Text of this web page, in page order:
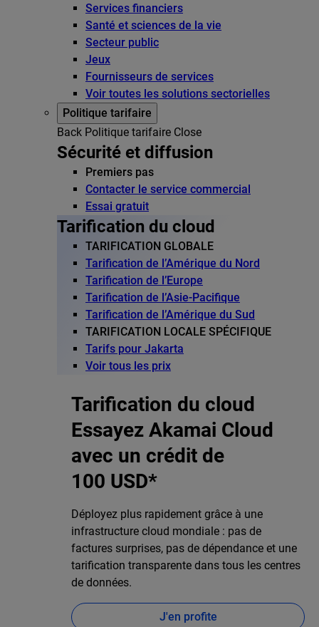
Services financiers
Santé et sciences de la vie
Secteur public
Jeux
Fournisseurs de services
Voir toutes les solutions sectorielles
Politique tarifaire
Back Politique tarifaire Close
Sécurité et diffusion
Premiers pas
Contacter le service commercial
Essai gratuit
Tarification du cloud
TARIFICATION GLOBALE
Tarification de l’Amérique du Nord
Tarification de l’Europe
Tarification de l’Asie-Pacifique
Tarification de l’Amérique du Sud
TARIFICATION LOCALE SPÉCIFIQUE
Tarifs pour Jakarta
Voir tous les prix
Tarification du cloud
Essayez Akamai Cloud
avec un crédit de
100 USD*
Déployez plus rapidement grâce à une
infrastructure cloud mondiale : pas de
factures surprises, pas de dépendance et une
tarification transparente dans tous les centres
de données.
J'en profite